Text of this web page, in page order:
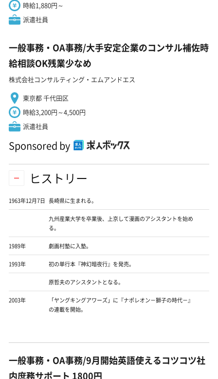
時給1,880円～
派遣社員
一般事務・OA事務/大手安定企業のコンサル補佐時
給相談OK残業少なめ
株式会社コンサルティング・エムアンドエス
東京都 千代田区
時給3,200円～4,500円
派遣社員
Sponsored by
ヒストリー
1963年12月7日 長崎県に生まれる。
九州産業大学を卒業後、上京して漫画のアシスタントを始め
る。
1989年 劇画村塾に入塾。
1993年 初の単行本『神幻暗夜行』を発売。
原哲夫のアシスタントとなる。
2003年
「ヤングキングアワーズ」に『ナポレオン－獅子の時代－』
の連載を開始。
一般事務・OA事務/9月開始英語使えるコツコツ社
内庶務サポート 1800円